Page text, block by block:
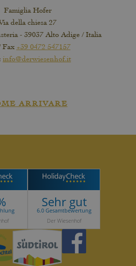
Famiglia Hofer
della chiesa 27
- 39037 Alto Adige / Italia
Fax +39 0472 547157
info@derwiesenhof.it
ARRIVARE
Sehr gut
6.0 Gesamtbewertung
Der Wiesenhof